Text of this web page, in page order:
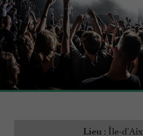
Lieu : Île-d'Aix